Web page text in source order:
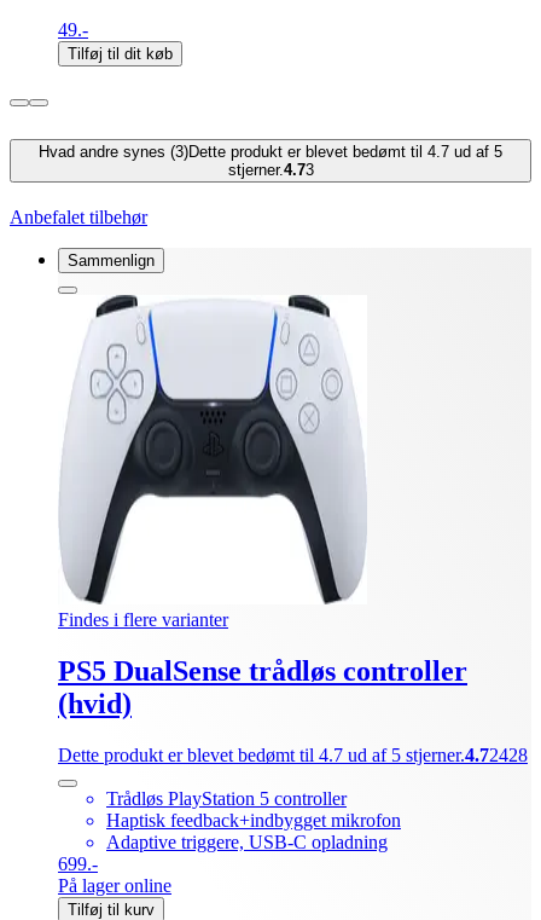
49.-
Tilføj til dit køb
Hvad andre synes (3)Dette produkt er blevet bedømt til 4.7 ud af 5
stjerner.4.73
Anbefalet tilbehør
Sammenlign
Findes i flere varianter
PS5 DualSense trådløs controller
(hvid)
Dette produkt er blevet bedømt til 4.7 ud af 5 stjerner.4.72428
Trådløs PlayStation 5 controller
Haptisk feedback+indbygget mikrofon
Adaptive triggere, USB-C opladning
699.-
På lager online
Tilføj til kurv